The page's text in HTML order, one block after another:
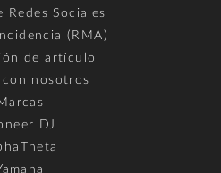
Redes Sociales
(RMA)
de artículo
con nosotros
DJ